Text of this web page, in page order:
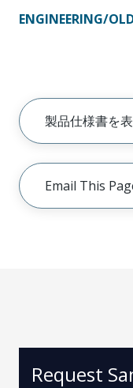
ENGINEERING/
製品仕様書を
Email This
Request